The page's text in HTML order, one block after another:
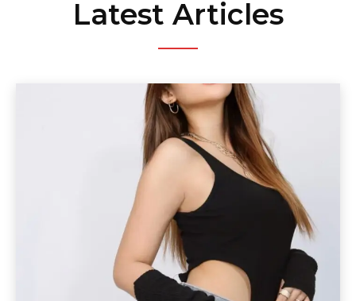
Latest Articles